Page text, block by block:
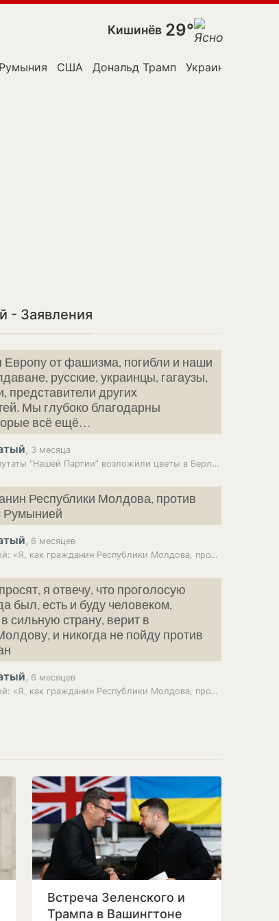
Кишинёв 29°
Румыния США Дональд Трамп Украина
- Заявления
от фашизма, погибли и наши
русские, украинцы, гагаузы,
представители других
Мы глубоко благодарны
всё ещё…
, 3 месяца
Усатый и депутаты ”Нашей Партии” возложили цветы в Берлине
Республики Молдова, против
Румынией
, 6 месяцев
Ренато Усатый: «Я, как гражданин Республики Молдова, против…
я отвечу, что проголосую
был, есть и буду человеком,
сильную страну, верит в
и никогда не пойду против
, 6 месяцев
Ренато Усатый: «Я, как гражданин Республики Молдова, против…
Встреча Зеленского и
Трампа в Вашингтоне